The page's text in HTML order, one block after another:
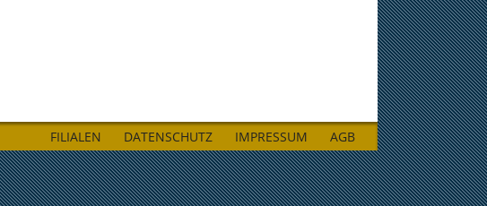
AGB
IMPRESSUM
DATENSCHUTZ
FILIALEN